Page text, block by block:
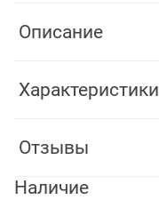
Описание
Характеристики
Отзывы
Наличие